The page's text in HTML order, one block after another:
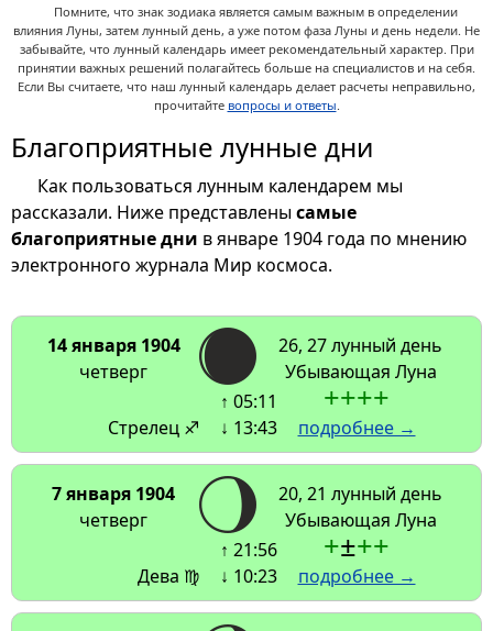
Помните, что знак зодиака является самым важным в определении
влияния Луны, затем лунный день, а уже потом фаза Луны и день недели. Не
забывайте, что лунный календарь имеет рекомендательный характер. При
принятии важных решений полагайтесь больше на специалистов и на себя.
Если Вы считаете, что наш лунный календарь делает расчеты неправильно,
прочитайте вопросы и ответы
Благоприятные лунные дни
Как пользоваться лунным календарем мы
рассказали. Ниже представленысамые
благоприятные дни в январе 1904 года по мнению
электронного журнала Мир космоса.
14 января 1904
четверг
26, 27 лунный день
Убывающая Луна
Стрелец ♐
↑ 05:11
↓ 13:43
++++
подробнее →
7 января 1904
четверг
20, 21 лунный день
Убывающая Луна
Дева ♍
↑ 21:56
↓ 10:23
+±++
подробнее →